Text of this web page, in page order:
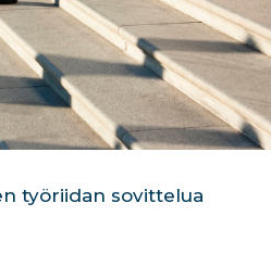
työriidan sovittelua